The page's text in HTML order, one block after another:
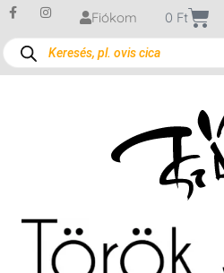
Fiókom 0 Ft